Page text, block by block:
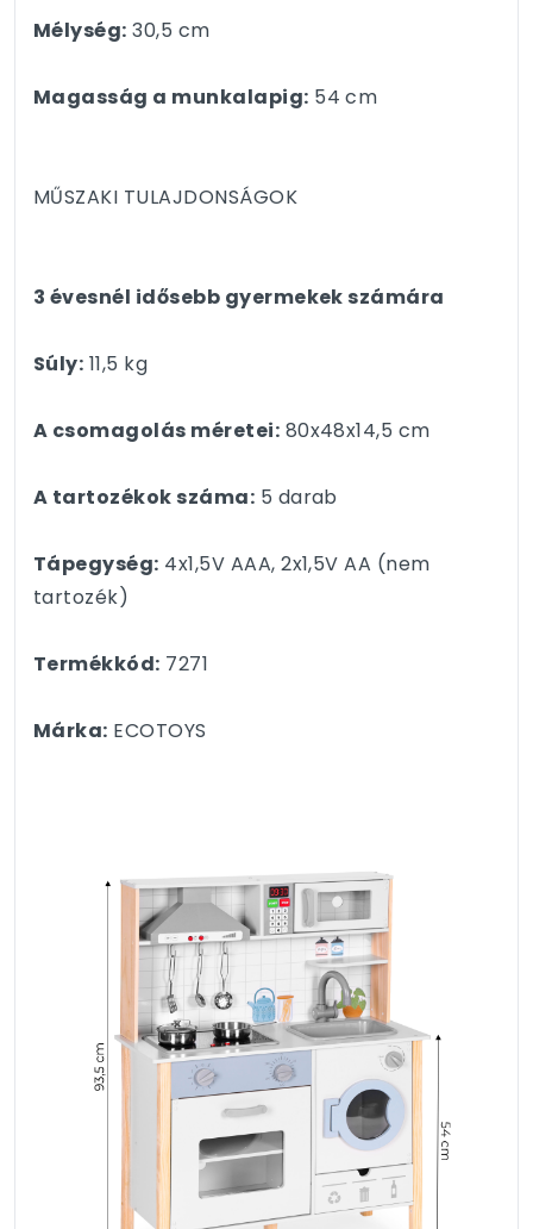
Mélység: 30,5 cm
Magasság a munkalapig: 54 cm
MŰSZAKI TULAJDONSÁGOK
3 évesnél idősebb gyermekek számára
Súly: 11,5 kg
A csomagolás méretei: 80x48x14,5 cm
A tartozékok száma: 5 darab
Tápegység: 4x1,5V AAA, 2x1,5V AA (nem
tartozék)
Termékkód: 7271
Márka: ECOTOYS